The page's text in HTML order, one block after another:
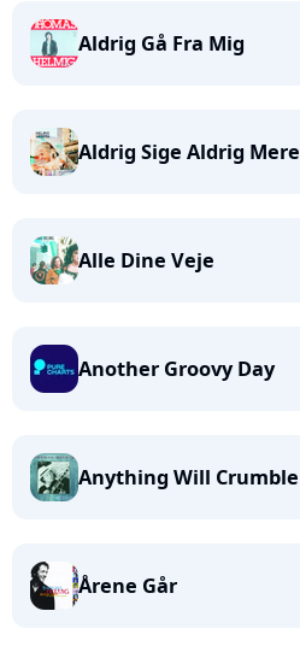
Aldrig Gå Fra Mig
Aldrig Sige Aldrig Mere
Alle Dine Veje
Another Groovy Day
Anything Will Crumble
Årene Går